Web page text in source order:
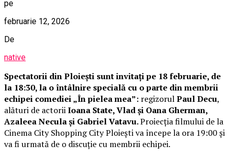
pe
februarie 12, 2026
De
native
Spectatorii din Ploiești sunt invitați pe 18 februarie, de
la 18:30, la o întâlnire specială cu o parte din membrii
echipei comediei „În pielea mea”: regizorulPaul Decu,
alături de actoriiIoana State, Vlad și Oana Gherman,
Azaleea Necula și Gabriel Vatavu.Proiecția filmului de la
Cinema City Shopping City Ploiești va începe la ora 19:00 și
va fi urmată de o discuție cu membrii echipei.